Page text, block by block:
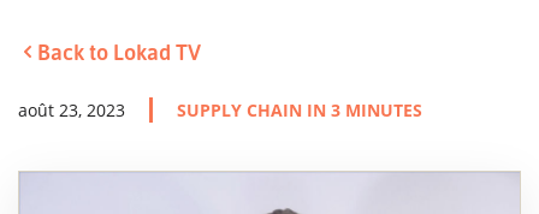
Back to Lokad TV
août 23, 2023 SUPPLY CHAIN IN 3 MINUTES